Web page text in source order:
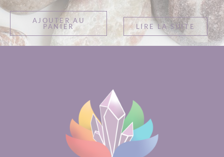
AJOUTER AU
PANIER LIRE LA SUITE